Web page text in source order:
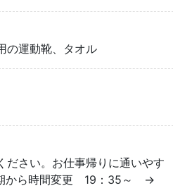
の運動靴、タオル
ださい。お仕事帰りに通いやす
期から時間変更 19：35～ →